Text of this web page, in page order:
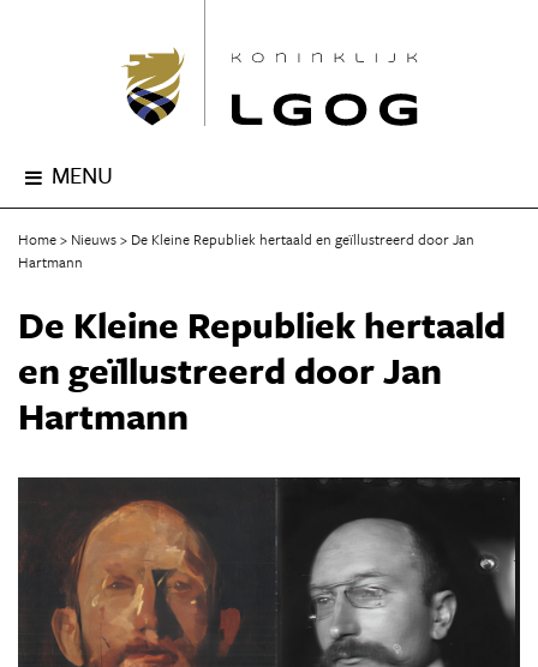
MENU
Home Nieuws
De Kleine Republiek hertaald en geïllustreerd door Jan
Hartmann
De Kleine Republiek hertaald
en geïllustreerd door Jan
Hartmann